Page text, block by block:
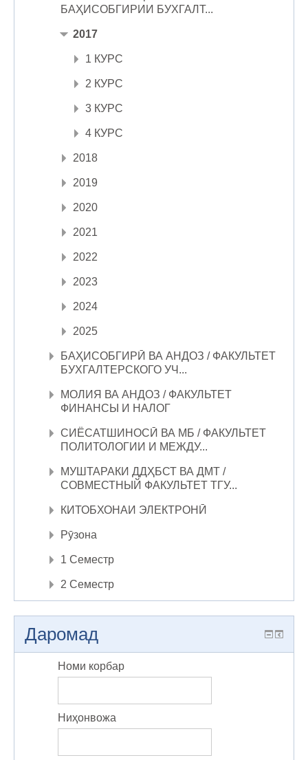
БАҲИСОБГИРИИ БУХГАЛТ...
2017
1 КУРС
2 КУРС
3 КУРС
4 КУРС
2018
2019
2020
2021
2022
2023
2024
2025
БАҲИСОБГИРӢ ВА АНДОЗ / ФАКУЛЬТЕТ
БУХГАЛТЕРСКОГО УЧ...
МОЛИЯ ВА АНДОЗ / ФАКУЛЬТЕТ
ФИНАНСЫ И НАЛОГ
СИЁСАТШИНОСӢ ВА МБ / ФАКУЛЬТЕТ
ПОЛИТОЛОГИИ И МЕЖДУ...
МУШТАРАКИ ДДҲБСТ ВА ДМТ /
СОВМЕСТНЫЙ ФАКУЛЬТЕТ ТГУ...
КИТОБХОНАИ ЭЛЕКТРОНӢ
Рӯзона
1 Семестр
2 Семестр
Даромад
Номи корбар
Ниҳонвожа